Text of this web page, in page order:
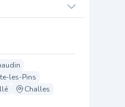
les-Pins
Challes